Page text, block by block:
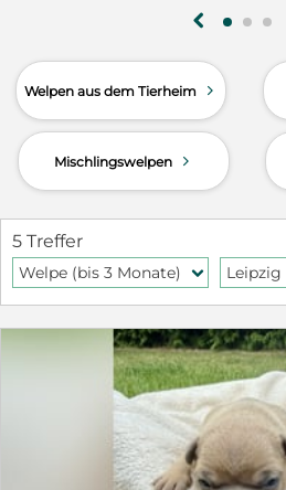
g
Welpen aus dem Tierheim d
Mischlingswelpen d
5 Treffer
Welpe (bis 3 Monate) f Leipzig